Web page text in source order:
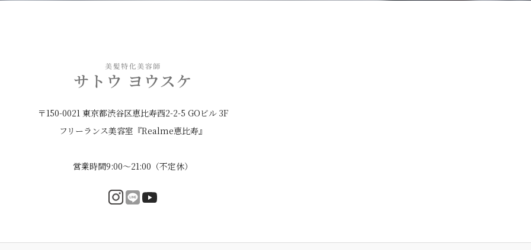
〒150-0021 東京都渋谷区恵比寿西2-2-5 GOビル 3F
フリーランス美容室『Realme恵比寿』
営業時間9:00〜21:00（不定休）